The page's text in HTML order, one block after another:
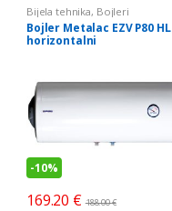
Bijela tehnika, Bojleri
Bojler Metalac EZV P80 HL
horizontalni
-10%
169.20 € 188.00€